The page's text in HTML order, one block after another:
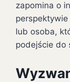
zapomina o
lub osoba,
podejście do